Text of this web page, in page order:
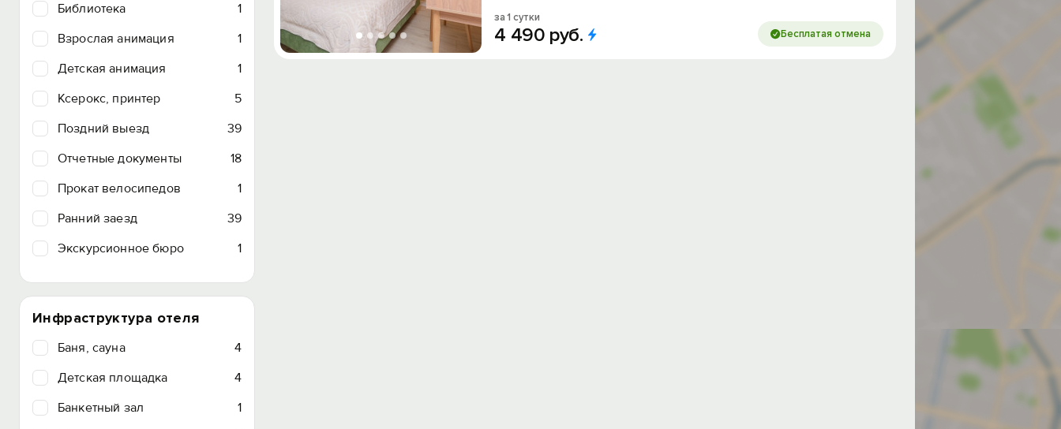
Библиотека
1
Взрослая анимация
1
Детская анимация
1
Ксерокс, принтер
5
Поздний выезд
39
Отчетные документы
18
Прокат велосипедов
1
Ранний заезд
39
Экскурсионное бюро
1
Инфраструктура отеля
Баня, сауна
4
Детская площадка
4
Банкетный зал
1
за 1 сутки
4 490 руб. Бесплатая отмена